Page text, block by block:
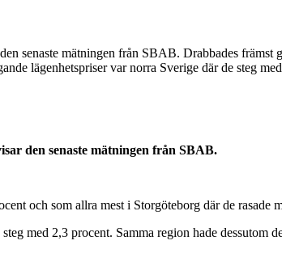
senaste mätningen från SBAB. Drabbades
lägenhetspriser var norra Sverige där de steg
den senaste mätningen från SBAB.
och som allra mest i Storgöteborg där de rasade
med 2,3 procent. Samma region hade